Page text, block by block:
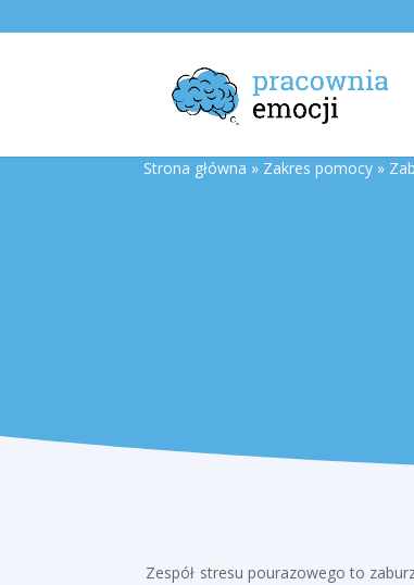
Strona główna » Zakres pomocy »
Zespół stresu pourazowego to